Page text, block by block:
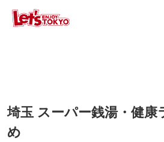
埼玉 スーパー銭湯・健
め